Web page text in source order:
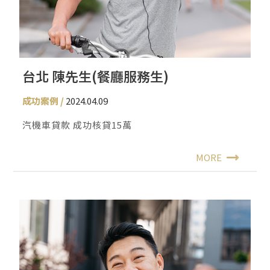
台北 陳先生(餐廳服務生)
成功案例
2024.04.09
汽機車貸款 成功核貸15萬
MORE